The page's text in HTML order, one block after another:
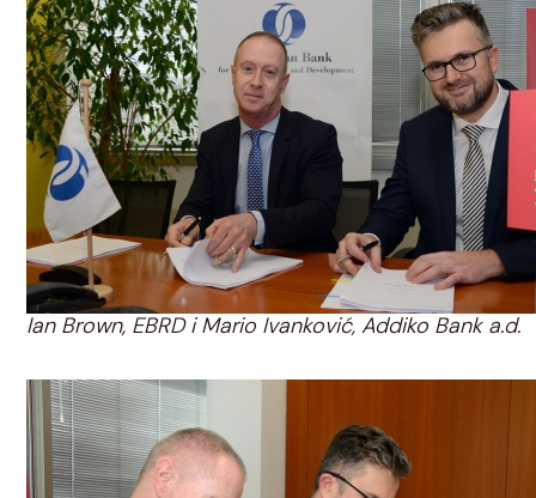
Ian Brown, EBRD i Mario Ivanković, Addiko Bank a.d.